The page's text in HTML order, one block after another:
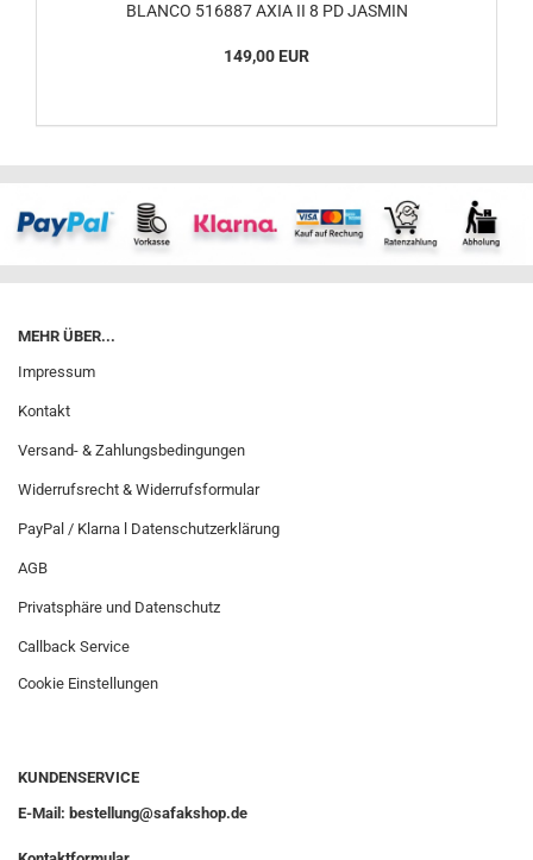
BLANCO 516887 AXIA II 8 PD JASMIN
149,00 EUR
MEHR ÜBER...
Impressum
Kontakt
Versand- & Zahlungsbedingungen
Widerrufsrecht & Widerrufsformular
PayPal / Klarna l Datenschutzerklärung
AGB
Privatsphäre und Datenschutz
Callback Service
Cookie Einstellungen
KUNDENSERVICE
E-Mail: bestellung@safakshop.de